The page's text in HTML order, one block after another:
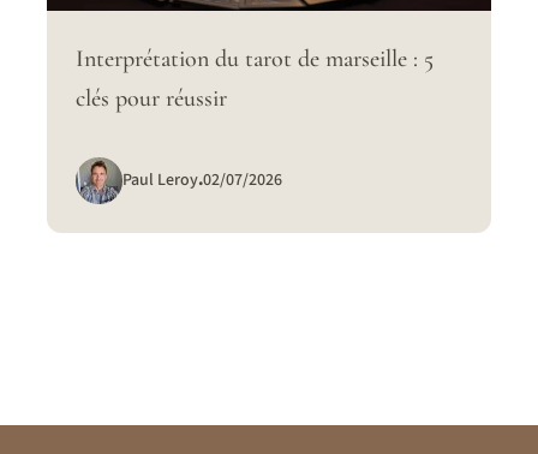
Interprétation du tarot de marseille : 5
clés pour réussir
Paul Leroy.02/07/2026